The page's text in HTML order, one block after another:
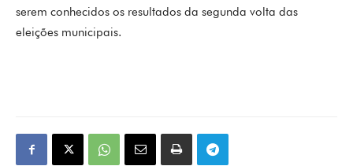
serem conhecidos os resultados da segunda volta das
eleições municipais.